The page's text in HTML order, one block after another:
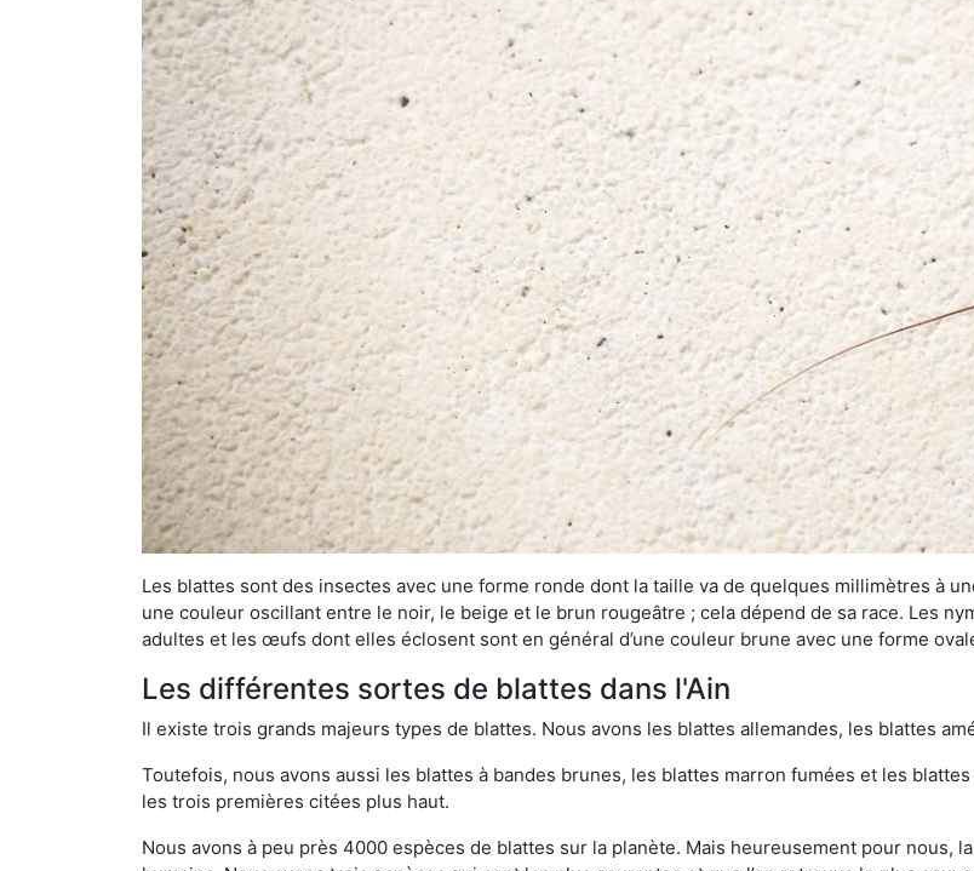
Les blattes sont des insectes avec une forme ronde dont la taille va de quelques millimètres à
une couleur oscillant entre le noir, le beige et le brun rougeâtre ; cela dépend de sa race. Les
adultes et les œufs dont elles éclosent sont en général d’une couleur brune avec une forme
Les différentes sortes de blattes dans l'Ain
Il existe trois grands majeurs types de blattes. Nous avons les blattes allemandes, les blattes
Toutefois, nous avons aussi les blattes à bandes brunes, les blattes marron fumées et les
les trois premières citées plus haut.
Nous avons à peu près 4000 espèces de blattes sur la planète. Mais heureusement pour nous,